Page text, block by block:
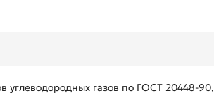
углеводородных газов по ГОСТ 20448-90,